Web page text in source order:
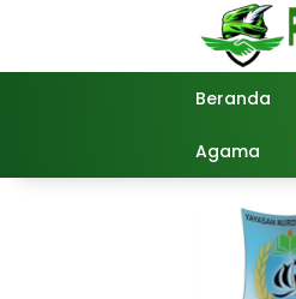
Beranda
Agama